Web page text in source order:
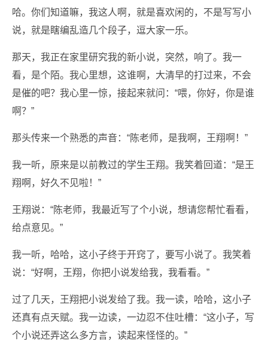
哈。你们知道嘛，我这人啊，就是喜欢闲的，不是写写小
说，就是瞎编乱造几个段子，逗大家一乐。
那天，我正在家里研究我的新小说，突然，响了。我一
看，是个陌。我心里想，这谁啊，大清早的打过来，不会
是催的吧？我心里一惊，接起来就问：“喂，你好，你是谁
啊？”
那头传来一个熟悉的声音：“陈老师，是我啊，王翔啊！”
我一听，原来是以前教过的学生王翔。我笑着回道：“是王
翔啊，好久不见啦！”
王翔说：“陈老师，我最近写了个小说，想请您帮忙看看，
给点意见。”
我一听，哈哈，这小子终于开窍了，要写小说了。我笑着
说：“好啊，王翔，你把小说发给我，我看看。”
过了几天，王翔把小说发给了我。我一读，哈哈，这小子
还真有点天赋。我一边读，一边忍不住吐槽：“这小子，写
个小说还弄这么多方言，读起来怪怪的。”